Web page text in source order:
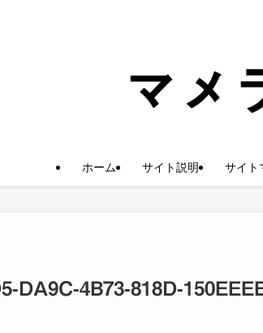
ホーム サイト説明 サイト
DA9C-4B73-818D-